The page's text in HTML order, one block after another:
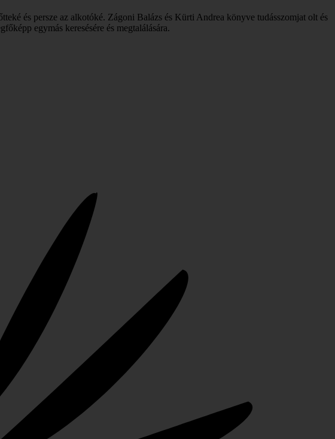
és persze az alkotóké. Zágoni Balázs és Kürti Andrea könyve tudásszomjat olt és
egymás keresésére és megtalálására.